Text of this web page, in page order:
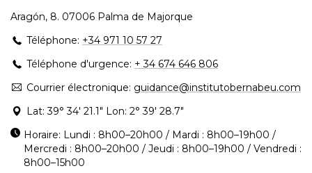
Aragón, 8. 07006 Palma de Majorque
Téléphone: +34 971 10 57 27
Téléphone d'urgence: + 34 674 646 806
Courrier électronique: guidance@institutobernabeu.com
Lat: 39° 34' 21.1" Lon: 2° 39' 28.7"
Horaire: Lundi : 8h00–20h00 / Mardi : 8h00–19h00 /
Mercredi : 8h00–20h00 / Jeudi : 8h00–19h00 / Vendredi :
8h00–15h00